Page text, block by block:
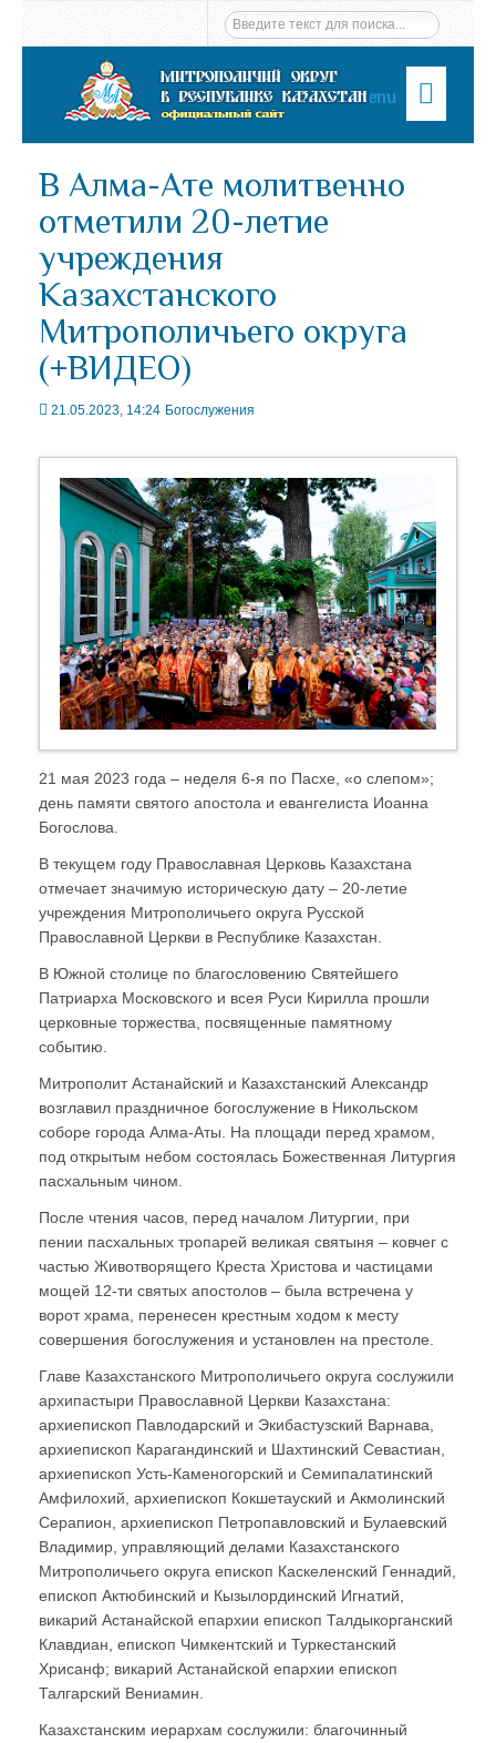
Menu
В Алма-Ате молитвенно
отметили 20-летие
учреждения
Казахстанского
Митрополичьего округа
(+ВИДЕО)
21.05.2023, 14:24 Богослужения
21 мая 2023 года – неделя 6-я по Пасхе, «о слепом»;
день памяти святого апостола и евангелиста Иоанна
Богослова.
В текущем году Православная Церковь Казахстана
отмечает значимую историческую дату – 20-летие
учреждения Митрополичьего округа Русской
Православной Церкви в Республике Казахстан.
В Южной столице по благословению Святейшего
Патриарха Московского и всея Руси Кирилла прошли
церковные торжества, посвященные памятному
событию.
Митрополит Астанайский и Казахстанский Александр
возглавил праздничное богослужение в Никольском
соборе города Алма-Аты. На площади перед храмом,
под открытым небом состоялась Божественная Литургия
пасхальным чином.
После чтения часов, перед началом Литургии, при
пении пасхальных тропарей великая святыня – ковчег с
частью Животворящего Креста Христова и частицами
мощей 12-ти святых апостолов – была встречена у
ворот храма, перенесен крестным ходом к месту
совершения богослужения и установлен на престоле.
Главе Казахстанского Митрополичьего округа сослужили
архипастыри Православной Церкви Казахстана:
архиепископ Павлодарский и Экибастузский Варнава,
архиепископ Карагандинский и Шахтинский Севастиан,
архиепископ Усть-Каменогорский и Семипалатинский
Амфилохий, архиепископ Кокшетауский и Акмолинский
Серапион, архиепископ Петропавловский и Булаевский
Владимир, управляющий делами Казахстанского
Митрополичьего округа епископ Каскеленский Геннадий,
епископ Актюбинский и Кызылординский Игнатий,
викарий Астанайской епархии епископ Талдыкорганский
Клавдиан, епископ Чимкентский и Туркестанский
Хрисанф; викарий Астанайской епархии епископ
Талгарский Вениамин.
Казахстанским иерархам сослужили: благочинный